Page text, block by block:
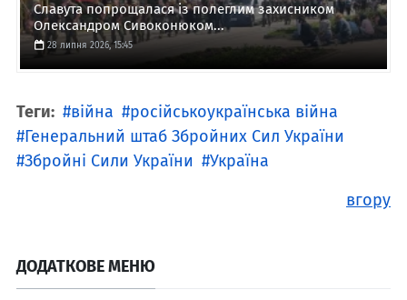
Славута попрощалася із полеглим захисником
Олександром Сивоконюком...
28 липня 2026, 15:45
Теги: війна
російськоукраїнська війна
Генеральний штаб Збройних Сил України
Збройні Сили України
Україна
вгору
ДОДАТКОВЕ МЕНЮ